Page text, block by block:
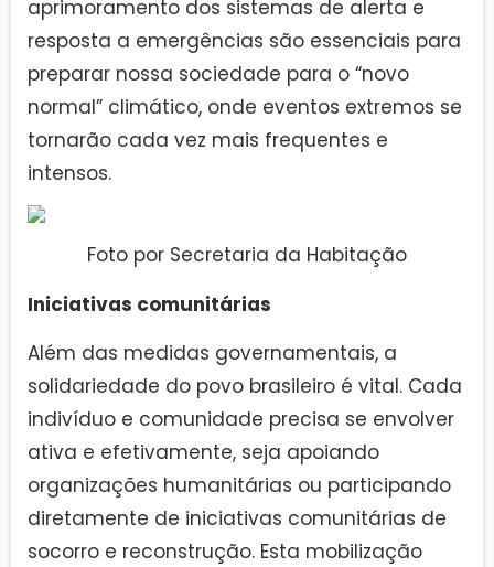
aprimoramento dos sistemas de alerta e
resposta a emergências são essenciais para
preparar nossa sociedade para o “novo
normal” climático, onde eventos extremos se
tornarão cada vez mais frequentes e
intensos.
Foto por Secretaria da Habitação
Iniciativas comunitárias
Além das medidas governamentais, a
solidariedade do povo brasileiro é vital. Cada
indivíduo e comunidade precisa se envolver
ativa e efetivamente, seja apoiando
organizações humanitárias ou participando
diretamente de iniciativas comunitárias de
socorro e reconstrução. Esta mobilização